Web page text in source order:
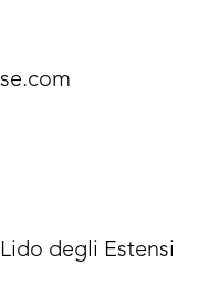
degli Estensi